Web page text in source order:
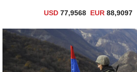
USD 77,9568 EUR 88,9097